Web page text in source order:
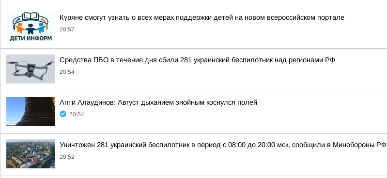
Куряне смогут узнать о всех мерах поддержки детей на новом всероссийском портале
20:57
Средства ПВО в течение дня сбили 281 украинский беспилотник над регионами РФ
20:54
Апти Алаудинов: Август дыханием знойным коснулся полей
20:54
Уничтожен 281 украинский беспилотник в период с 08:00 до 20:00 мск, сообщили в Минобороны РФ
20:52